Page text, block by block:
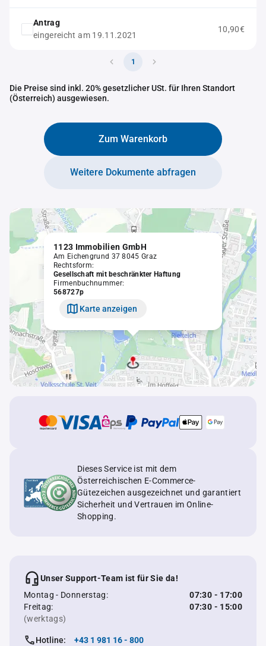
Antrag
eingereicht am 19.11.2021
10,90€
1
Die Preise sind inkl. 20% gesetzlicher USt. für Ihren Standort
(Österreich) ausgewiesen.
Zum Warenkorb
Weitere Dokumente abfragen
1123 Immobilien GmbH
Am Eichengrund 37 8045 Graz
Rechtsform:
Gesellschaft mit beschränkter Haftung
Firmenbuchnummer:
568727p
Karte anzeigen
Dieses Service ist mit dem
Österreichischen E-Commerce-
Gütezeichen ausgezeichnet und garantiert
Sicherheit und Vertrauen im Online-
Shopping.
Unser Support-Team ist für Sie da!
Montag - Donnerstag:
07:30 - 17:00
Freitag:
07:30 - 15:00
(werktags)
Hotline: +43 1 981 16 - 800